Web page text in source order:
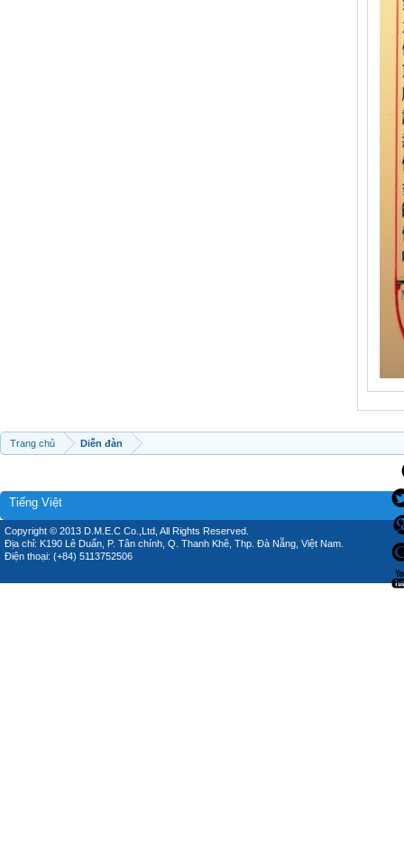
Trang chủ Diễn đàn
Tiếng Việt
Copyright © 2013 D.M.E.C Co.,Ltd, All Rights Reserved.
Địa chỉ: K190 Lê Duẩn, P. Tân chính, Q. Thanh Khê, Thp. Đà Nẵng, Việt Nam.
Điện thoại: (+84) 5113752506